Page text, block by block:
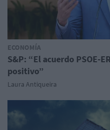
ECONOMÍA
S&P: “El acuerdo PSOE-
positivo”
Laura Antiqueira